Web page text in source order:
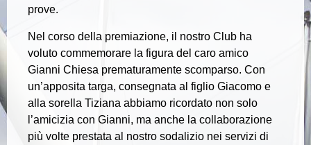
prove.
Nel corso della premiazione, il nostro Club ha
voluto commemorare la figura del caro amico
Gianni Chiesa prematuramente scomparso. Con
un’apposita targa, consegnata al figlio Giacomo e
alla sorella Tiziana abbiamo ricordato non solo
l’amicizia con Gianni, ma anche la collaborazione
più volte prestata al nostro sodalizio nei servizi di